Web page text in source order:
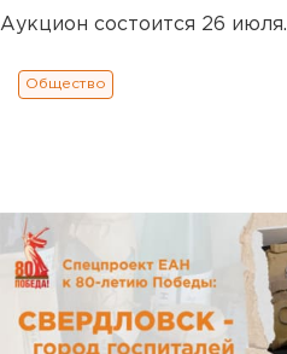
Аукцион состоится 26 июля.
Общество